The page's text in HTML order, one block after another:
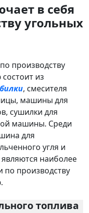
в себя
угольных
производству
из
, смесителя
машины для
сушилки для
машины. Среди
для
угля и
наиболее
производству
топлива